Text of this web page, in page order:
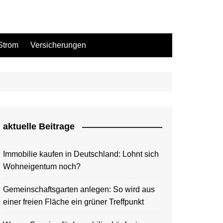
Versicherungen
aktuelle Beitrage
Immobilie kaufen in Deutschland: Lohnt sich
Wohneigentum noch?
Gemeinschaftsgarten anlegen: So wird aus
einer freien Fläche ein grüner Treffpunkt